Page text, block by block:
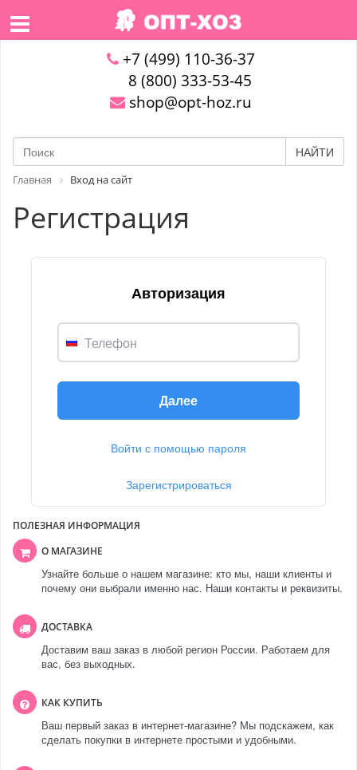
+7 (499) 110-36-37
8 (800) 333-53-45
shop@opt-hoz.ru
НАЙТИ
Главная Вход на сайт
Регистрация
Авторизация
Телефон
Далее
Войти с помощью пароля
Зарегистрироваться
ПОЛЕЗНАЯ ИНФОРМАЦИЯ
О МАГАЗИНЕ
Узнайте больше о нашем магазине: кто мы, наши клиенты и
почему они выбрали именно нас. Наши контакты и реквизиты.
ДОСТАВКА
Доставим ваш заказ в любой регион России. Работаем для
вас, без выходных.
КАК КУПИТЬ
Ваш первый заказ в интернет-магазине? Мы подскажем, как
сделать покупки в интернете простыми и удобными.